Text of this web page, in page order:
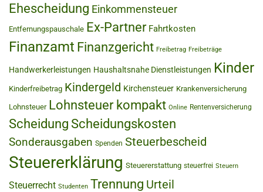
Ehescheidung Einkommensteuer
Entfernungspauschale Ex-Partner Fahrtkosten
Finanzamt Finanzgericht Freibetrag Freibeträge
Handwerkerleistungen Haushaltsnahe Dienstleistungen Kinder
Kinderfreibetrag Kindergeld Kirchensteuer Krankenversicherung
Lohnsteuer Lohnsteuer kompakt Online Rentenversicherung
Scheidung Scheidungskosten
Sonderausgaben Spenden Steuerbescheid
Steuererklärung Steuererstattung steuerfrei Steuern
Steuerrecht Studenten Trennung Urteil